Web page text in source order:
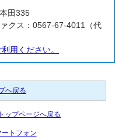
田335
クス：0567-67-4011（代
用ください。
へ戻る
トップページへ戻る
ートフォン